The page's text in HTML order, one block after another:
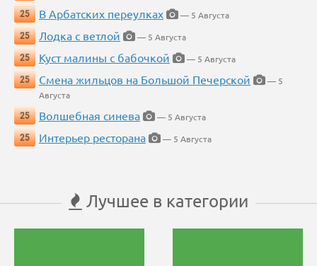
25
В Арбатских переулках
— 5 Августа
25
Лодка с ветлой
— 5 Августа
25
Куст малины с бабочкой
— 5 Августа
25
Смена жильцов на Большой Печерской
— 5
Августа
25
Волшебная синева
— 5 Августа
25
Интерьер ресторана — 5 Августа
Лучшее в категории